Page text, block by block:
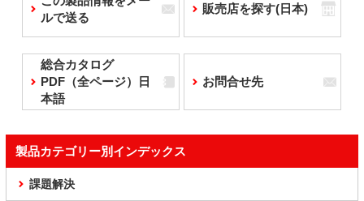
ルで送る
販売店を探す(日本)
総合カタログ
PDF（全ページ）日
本語
お問合せ先
製品カテゴリー別インデックス
課題解決